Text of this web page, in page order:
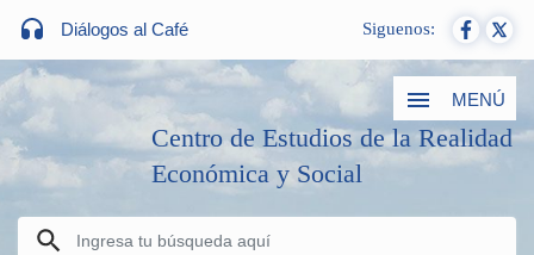
Diálogos al Café Siguenos:
MENÚ
Centro de Estudios de la Realidad
Económica y Social